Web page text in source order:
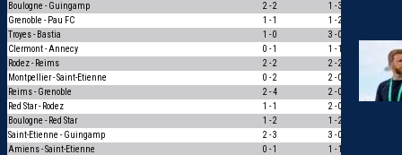
Boulogne - Guingamp
2 - 2 1 - 3
Grenoble - Pau FC
1 - 1 1 - 2
Troyes - Bastia
1 - 0 3 - 0
Clermont - Annecy
0 - 1 1 - 1
Rodez - Reims
2 - 2 2 - 2
Montpellier - Saint-Etienne
0 - 2 2 - 0
Reims - Grenoble
2 - 4 2 - 0
Red Star - Rodez
1 - 1 2 - 0
Boulogne - Red Star
1 - 2 1 - 2
Saint-Etienne - Guingamp
2 - 3 3 - 0
Amiens - Saint-Etienne
0 - 1 1 - 1